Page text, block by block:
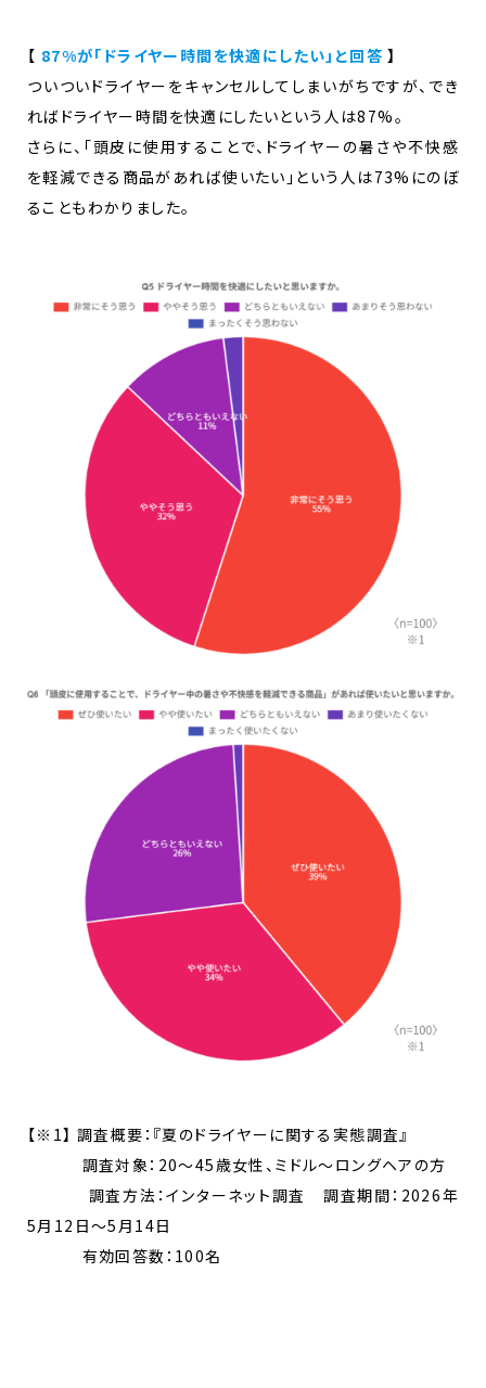
【 87%が「ドライヤー時間を快適にしたい」と回答 】
ついついドライヤーをキャンセルしてしまいがちですが、でき
ればドライヤー時間を快適にしたいという人は87%。
さらに、「頭皮に使用することで、ドライヤーの暑さや不快感
を軽減できる商品があれば使いたい」という人は73%にのぼ
ることもわかりました。
【※1】 調査概要：『夏のドライヤーに関する実態調査』
調査対象：20〜45歳女性、ミドル〜ロングヘアの方
調査方法：インターネット調査 調査期間：2026年
5月12日〜5月14日
有効回答数：100名